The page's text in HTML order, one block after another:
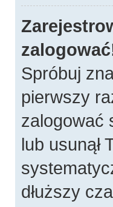
Spróbuj
pierwszy
zalogować
lub usunął
dłuższy